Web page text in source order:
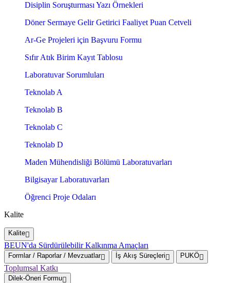
Disiplin Soruşturması Yazı Örnekleri
Döner Sermaye Gelir Getirici Faaliyet Puan Cetveli
Ar-Ge Projeleri için Başvuru Formu
Sıfır Atık Birim Kayıt Tablosu
Laboratuvar Sorumluları
Teknolab A
Teknolab B
Teknolab C
Teknolab D
Maden Mühendisliği Bölümü Laboratuvarları
Bilgisayar Laboratuvarları
Öğrenci Proje Odaları
Kalite
Kalite
BEUN'da Sürdürülebilir Kalkınma Amaçları
Formlar / Raporlar / Mevzuatlar İş Akış Süreçleri PUKÖ
Toplumsal Katkı
Dilek-Öneri Formu